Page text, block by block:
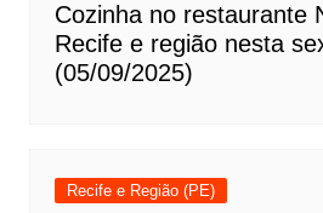
Cozinha no restaurante
Recife e região nesta
(05/09/2025)
Recife e Região (PE)